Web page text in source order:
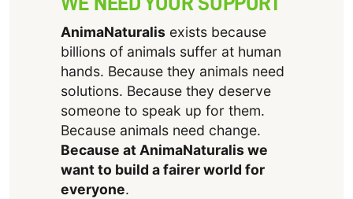
AnimaNaturalisexists because
billions of animals suffer at human
hands. Because they animals need
solutions. Because they deserve
someone to speak up for them.
Because animals need change.
Because at AnimaNaturalis we
want to build a fairer world for
everyone.